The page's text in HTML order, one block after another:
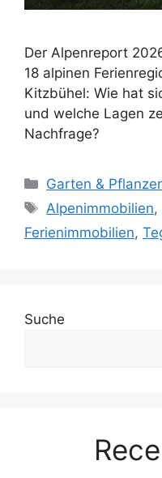
Der Alpenreport
18 alpinen
Kitzbühel: Wie hat
und welche Lagen
Nachfrage?
Kategorien
Garten &
Schlagwörter
Alpenimmobilien,
Ferienimmobilien,
Suche